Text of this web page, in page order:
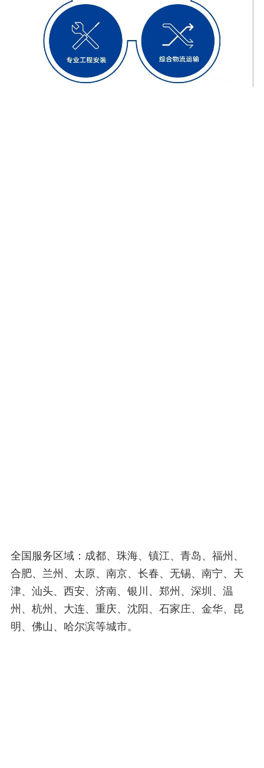
全国服务区域：成都、珠海、镇江、青岛、福州、
合肥、兰州、太原、南京、长春、无锡、南宁、天
津、汕头、西安、济南、银川、郑州、深圳、温
州、杭州、大连、重庆、沈阳、石家庄、金华、昆
明、佛山、哈尔滨等城市。